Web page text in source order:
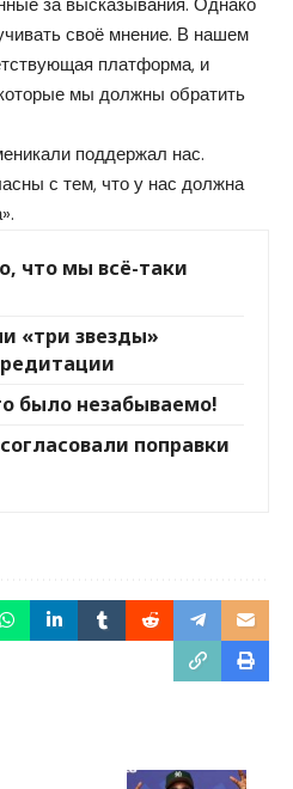
за высказывания. Однако
своё мнение. В нашем
платформа, и
мы должны обратить
поддержал нас.
с тем, что у нас должна
что мы всё-таки
«три звезды»
было незабываемо!
поправки